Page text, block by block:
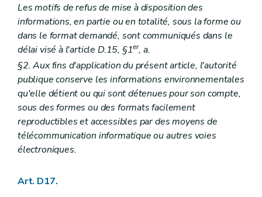
Les motifs de refus de mise à disposition des
informations, en partie ou en totalité, sous la forme ou
dans le format demandé, sont communiqués dans le
délai visé à l'article D.15, §1er, a.
§2. Aux fins d'application du présent article, l'autorité
publique conserve les informations environnementales
qu'elle détient ou qui sont détenues pour son compte,
sous des formes ou des formats facilement
reproductibles et accessibles par des moyens de
télécommunication informatique ou autres voies
électroniques.
Art. D17.